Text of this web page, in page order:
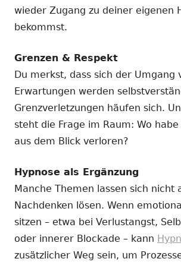
wieder Zugang zu deiner eigenen
bekommst.
Grenzen & Respekt
Du merkst, dass sich der Umgang
Erwartungen werden
Grenzverletzungen häufen sich.
steht die Frage im Raum: Wo
aus dem Blick verloren?
Hypnose als Ergänzung
Manche Themen lassen sich nicht
Nachdenken lösen. Wenn
sitzen – etwa bei Verlustangst,
oder innerer Blockade – kann
zusätzlicher Weg sein, um